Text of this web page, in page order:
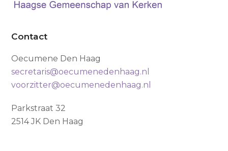
Contact
Oecumene Den Haag
secretaris@oecumenedenhaag.nl
voorzitter@oecumenedenhaag.nl
Parkstraat 32
2514 JK Den Haag